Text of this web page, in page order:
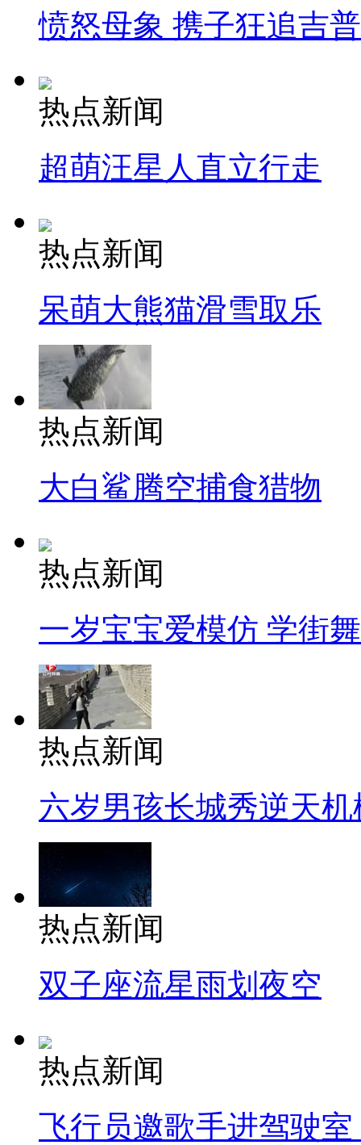
愤怒母象 携子狂追吉
热点新闻
超萌汪星人直立行走
热点新闻
呆萌大熊猫滑雪取乐
热点新闻
大白鲨腾空捕食猎物
热点新闻
一岁宝宝爱模仿 学街
热点新闻
六岁男孩长城秀逆天机
热点新闻
双子座流星雨划夜空
热点新闻
飞行员邀歌手进驾驶